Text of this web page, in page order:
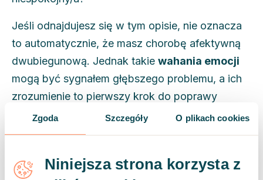
Zgoda Szczegóły O plikach cookies
Niniejsza strona korzysta z
Jeśli odnajdujesz się w tym opisie, nie oznacza
to automatycznie, że masz chorobę afektywną
dwubiegunową. Jednak takie wahania emocji
mogą być sygnałem głębszego problemu, a ich
zrozumienie to pierwszy krok do poprawy
samopoczucia.
skrajne zmiany nastroju – odmaniipodepresję
– wpływające na sposób, w jaki przetwarzasz